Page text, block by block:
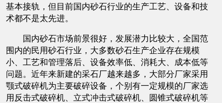
基本接轨，但目前国内砂石行业的生产工艺、设备和技
术都不是太先进。
国内砂石市场前景很好，发展潜力比较大，全国范
围内的民用砂石行业，大多数砂石生产企业存在规模
小、工艺和管理落后、设备效率低、消耗大、成本低等
问题。近年来新建的采石厂越来越多，大部分厂家采用
颚式破碎机为主要破碎设备，个别有一定规模的厂家选
用反击式破碎机、立式冲击式破碎机、圆锥式破碎机等